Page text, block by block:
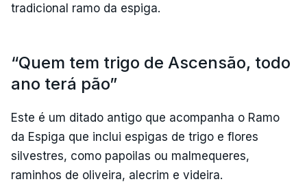
tradicional ramo da espiga.
“Quem tem trigo de Ascensão, todo
ano terá pão”
Este é um ditado antigo que acompanha o Ramo
da Espiga que inclui espigas de trigo e flores
silvestres, como papoilas ou malmequeres,
raminhos de oliveira, alecrim e videira.